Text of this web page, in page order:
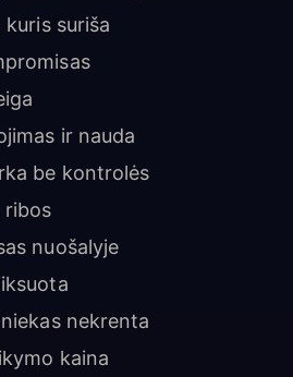
kuris suriša
ir nauda
be kontrolės
ribos
nuošalyje
nekrenta
kaina